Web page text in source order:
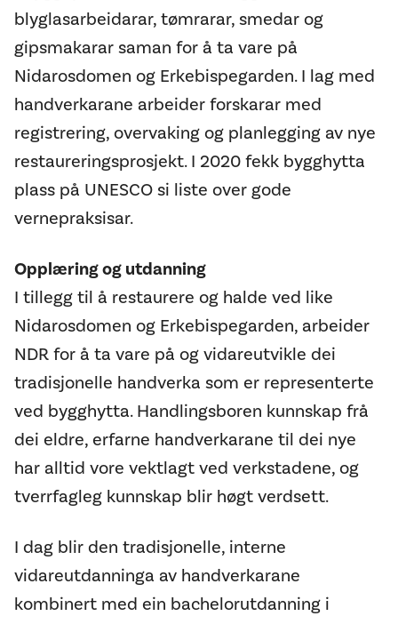
blyglasarbeidarar, tømrarar, smedar og
gipsmakarar saman for å ta vare på
Nidarosdomen og Erkebispegarden. I lag med
handverkarane arbeider forskarar med
registrering, overvaking og planlegging av nye
restaureringsprosjekt. I 2020 fekk bygghytta
plass på UNESCO si liste over gode
vernepraksisar.
Opplæring og utdanning
I tillegg til å restaurere og halde ved like
Nidarosdomen og Erkebispegarden, arbeider
NDR for å ta vare på og vidareutvikle dei
tradisjonelle handverka som er representerte
ved bygghytta. Handlingsboren kunnskap frå
dei eldre, erfarne handverkarane til dei nye
har alltid vore vektlagt ved verkstadene, og
tverrfagleg kunnskap blir høgt verdsett.
I dag blir den tradisjonelle, interne
vidareutdanninga av handverkarane
kombinert med ein bachelorutdanning i